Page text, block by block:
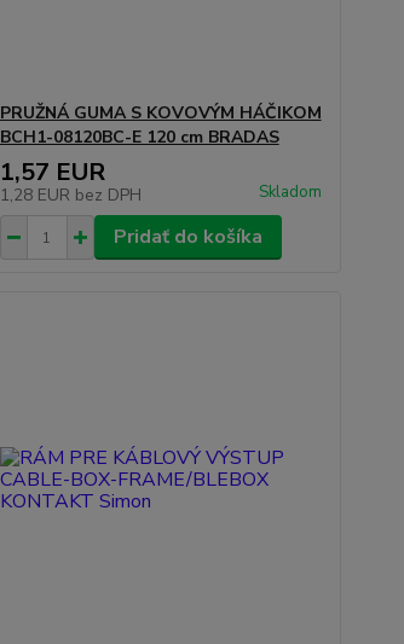
PRUŽNÁ GUMA S KOVOVÝM HÁČIKOM
BCH1-08120BC-E 120 cm BRADAS
1,57 EUR
1,28 EUR bez DPH Skladom
Pridať do košíka